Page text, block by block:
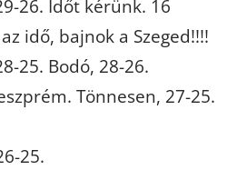
26. Időt kérünk. 16
idő, bajnok a Szeged!!!!
25. Bodó, 28-26.
Tönnesen, 27-25.
25.